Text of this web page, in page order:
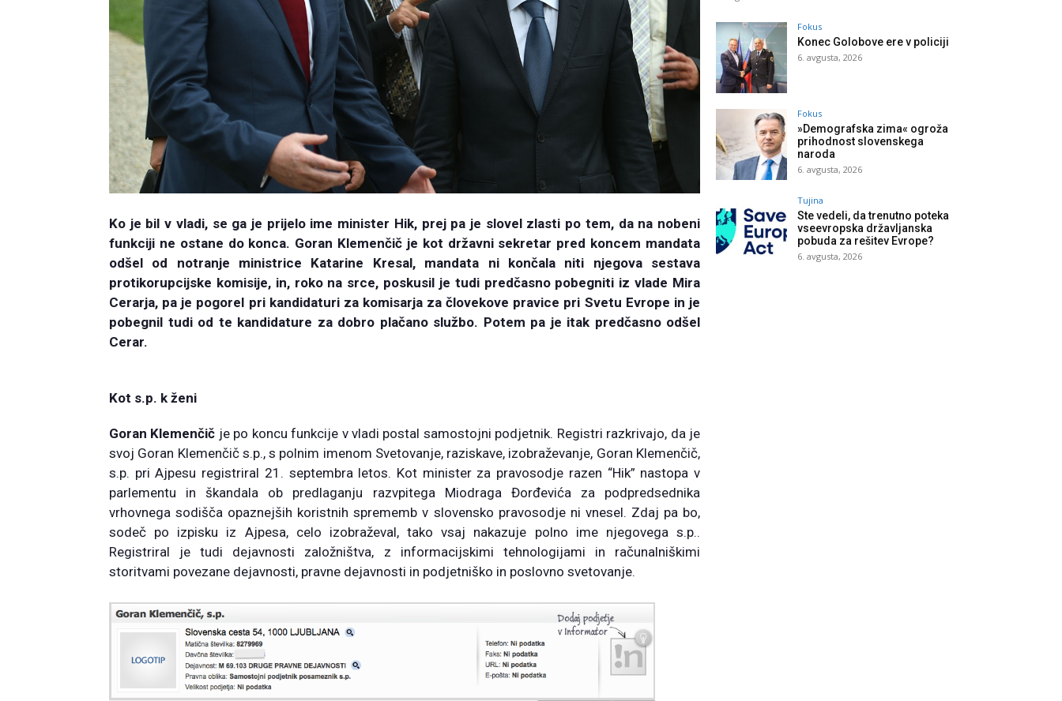
Ko je bil v vladi, se ga je prijelo ime minister Hik, prej pa je slovel zlasti po tem, da na nobeni
funkciji ne ostane do konca. Goran Klemenčič je kot državni sekretar pred koncem mandata
odšel od notranje ministrice Katarine Kresal, mandata ni končala niti njegova sestava
protikorupcijske komisije, in, roko na srce, poskusil je tudi predčasno pobegniti iz vlade Mira
Cerarja, pa je pogorel pri kandidaturi za komisarja za človekove pravice pri Svetu Evrope in je
pobegnil tudi od te kandidature za dobro plačano službo. Potem pa je itak predčasno odšel
Cerar.
Kot s.p. k ženi
Goran Klemenčič je po koncu funkcije v vladi postal samostojni podjetnik. Registri razkrivajo, da je
svoj Goran Klemenčič s.p., s polnim imenom Svetovanje, raziskave, izobraževanje, Goran Klemenčič,
s.p. pri Ajpesu registriral 21. septembra letos. Kot minister za pravosodje razen “Hik” nastopa v
parlementu in škandala ob predlaganju razvpitega Miodraga Đorđevića za podpredsednika
vrhovnega sodišča opaznejših koristnih sprememb v slovensko pravosodje ni vnesel. Zdaj pa bo,
sodeč po izpisku iz Ajpesa, celo izobraževal, tako vsaj nakazuje polno ime njegovega s.p..
Registriral je tudi dejavnosti založništva, z informacijskimi tehnologijami in računalniškimi
storitvami povezane dejavnosti, pravne dejavnosti in podjetniško in poslovno svetovanje.
Fokus
Konec Golobove ere v policiji
6. avgusta, 2026
Fokus
»Demografska zima« ogroža
prihodnost slovenskega
naroda
6. avgusta, 2026
Tujina
Ste vedeli, da trenutno poteka
vseevropska državljanska
pobuda za rešitev Evrope?
6. avgusta, 2026